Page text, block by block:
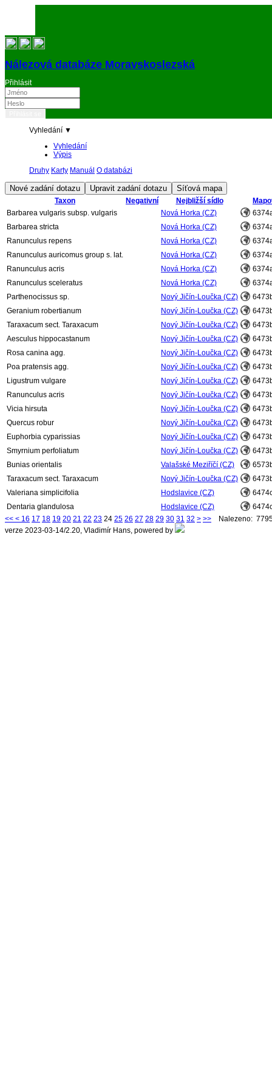
Nálezová databáze Moravskoslezská
Přihlásit
Vyhledání ▼
Vyhledání
Výpis
Druhy Karty Manuál O databázi
Taxon Negativní Nejbližší sídlo
Barbarea vulgaris subsp. vulgaris
Nová Horka (CZ)
Barbarea stricta
Nová Horka (CZ)
Ranunculus repens
Nová Horka (CZ)
Ranunculus auricomus group s. lat.
Nová Horka (CZ)
Ranunculus acris
Nová Horka (CZ)
Ranunculus sceleratus
Nová Horka (CZ)
Parthenocissus sp.
Nový Jičín-Loučka (CZ)
Geranium robertianum
Nový Jičín-Loučka (CZ)
Taraxacum sect. Taraxacum
Nový Jičín-Loučka (CZ)
Aesculus hippocastanum
Nový Jičín-Loučka (CZ)
Rosa canina agg.
Nový Jičín-Loučka (CZ)
Poa pratensis agg.
Nový Jičín-Loučka (CZ)
Ligustrum vulgare
Nový Jičín-Loučka (CZ)
Ranunculus acris
Nový Jičín-Loučka (CZ)
Vicia hirsuta
Nový Jičín-Loučka (CZ)
Quercus robur
Nový Jičín-Loučka (CZ)
Euphorbia cyparissias
Nový Jičín-Loučka (CZ)
Smyrnium perfoliatum
Nový Jičín-Loučka (CZ)
Bunias orientalis
Valašské Meziříčí (CZ)
Taraxacum sect. Taraxacum
Nový Jičín-Loučka (CZ)
Valeriana simplicifolia
Hodslavice (CZ)
Dentaria glandulosa
Hodslavice (CZ)
<< < 16 17 18 19 20 21 22 23 24 25 26 27 28 29 30 31 32 > >> Nalezeno:
verze 2023-03-14/2.20, Vladimír Hans, powered by